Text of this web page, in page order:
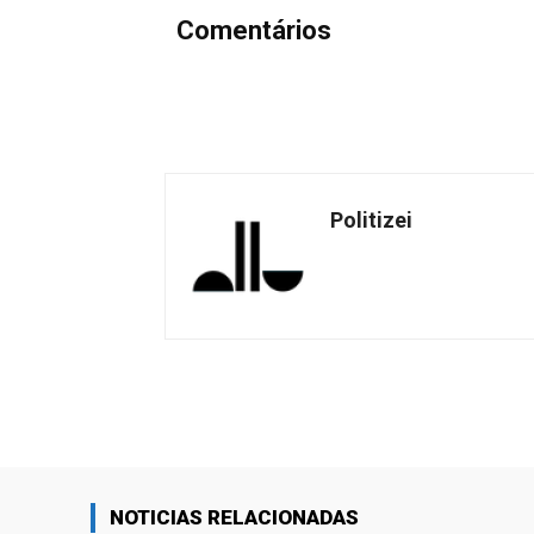
Comentários
Politizei
NOTICIAS RELACIONADAS